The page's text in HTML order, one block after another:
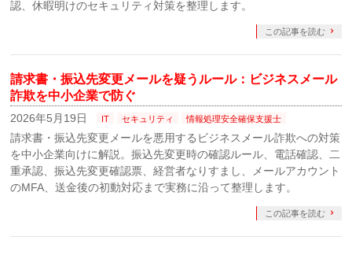
認、休暇明けのセキュリティ対策を整理します。
この記事を読む
請求書・振込先変更メールを疑うルール：ビジネスメール
詐欺を中小企業で防ぐ
2026年5月19日 IT セキュリティ 情報処理安全確保支援士
請求書・振込先変更メールを悪用するビジネスメール詐欺への対策
を中小企業向けに解説。振込先変更時の確認ルール、電話確認、二
重承認、振込先変更確認票、経営者なりすまし、メールアカウント
のMFA、送金後の初動対応まで実務に沿って整理します。
この記事を読む